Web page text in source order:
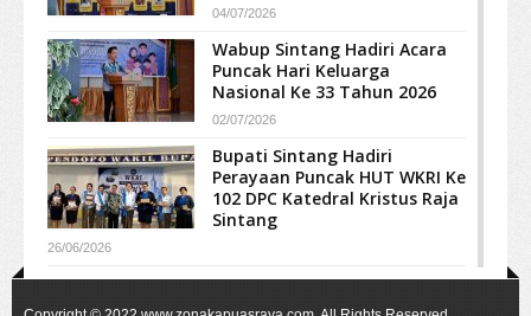
04/07/2026
Wabup Sintang Hadiri Acara
Puncak Hari Keluarga
Nasional Ke 33 Tahun 2026
02/07/2026
Bupati Sintang Hadiri
Perayaan Puncak HUT WKRI Ke
102 DPC Katedral Kristus Raja
Sintang
26/06/2026